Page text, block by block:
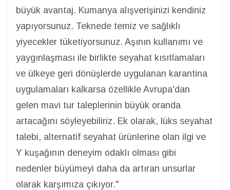
büyük avantaj. Kumanya alışverişinizi kendiniz
yapıyorsunuz. Teknede temiz ve sağlıklı
yiyecekler tüketiyorsunuz. Aşının kullanımı ve
yaygınlaşması ile birlikte seyahat kısıtlamaları
ve ülkeye geri dönüşlerde uygulanan karantina
uygulamaları kalkarsa özellikle Avrupa'dan
gelen mavi tur taleplerinin büyük oranda
artacağını söyleyebiliriz. Ek olarak, lüks seyahat
talebi, alternatif seyahat ürünlerine olan ilgi ve
Y kuşağının deneyim odaklı olması gibi
nedenler büyümeyi daha da artıran unsurlar
olarak karşımıza çıkıyor."